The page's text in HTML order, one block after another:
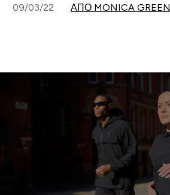
09/03/22 ΑΠΌ MONICA GREEN